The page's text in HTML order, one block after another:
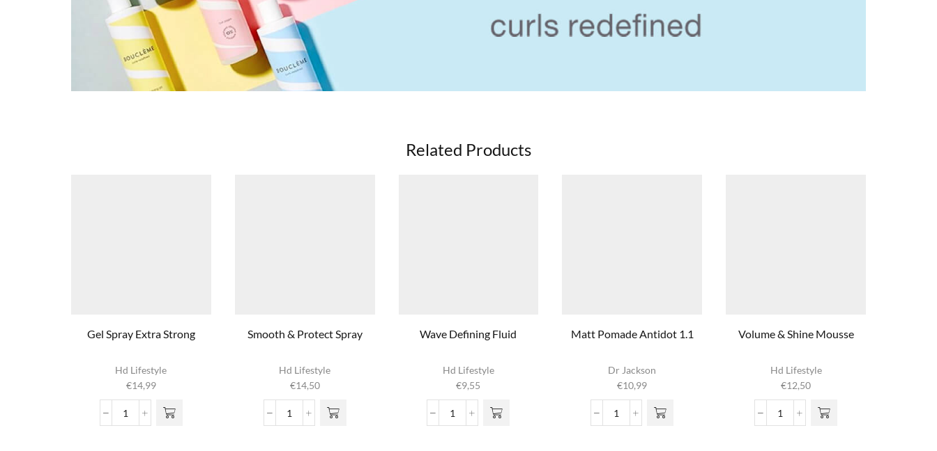
Related Products
Gel Spray Extra Strong
Hd Lifestyle
€14,99
Gel
Smooth & Protect Spray
Hd Lifestyle
€14,50
Smooth
Wave Defining Fluid
Hd Lifestyle
€9,55
Wave
Matt Pomade Antidot 1.1
Dr Jackson
€10,99
Matt
Volume & Shine Mousse
Hd Lifestyle
€12,50
Volume